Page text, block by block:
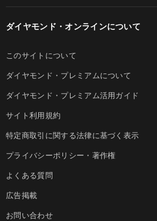
ダイヤモンド・オンラインについて
このサイトについて
ダイヤモンド・プレミアムについて
ダイヤモンド・プレミアム活用ガイド
サイト利用規約
特定商取引に関する法律に基づく表示
プライバシーポリシー・著作権
よくある質問
広告掲載
お問い合わせ